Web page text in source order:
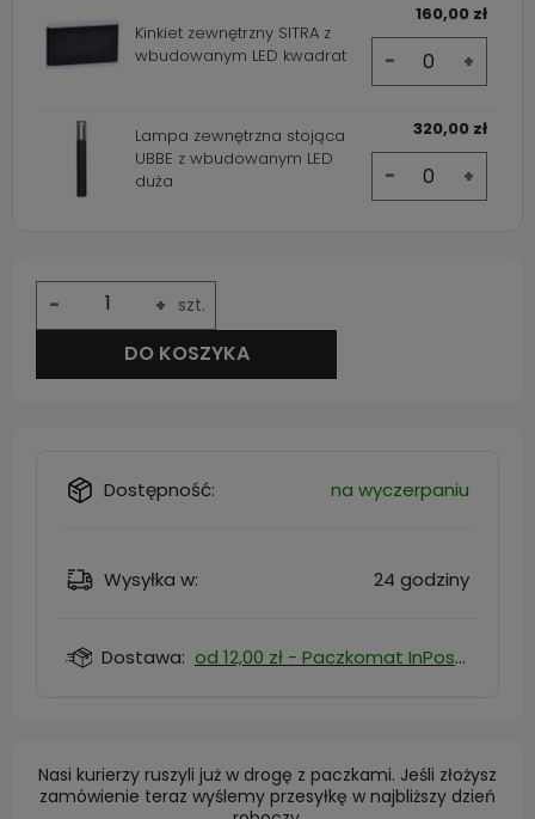
Kinkiet zewnętrzny SITRA z
wbudowanym LED kwadrat
160,00 zł
- +
Lampa zewnętrzna stojąca
UBBE z wbudowanym LED
duża
320,00 zł
- +
+
- szt.
DO KOSZYKA
Dostępność: na wyczerpaniu
Wysyłka w: 24 godziny
Dostawa: od 12,00 zł - Paczkomat InPost
Nasi kurierzy ruszyli już w drogę z paczkami. Jeśli złożysz
zamówienie teraz wyślemy przesyłkę w najbliższy dzień